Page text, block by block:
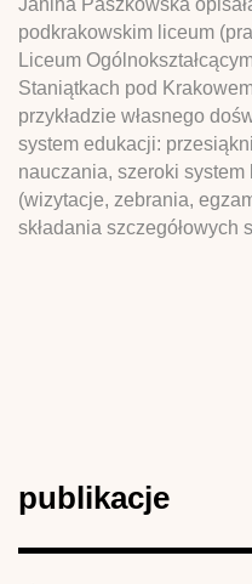
podkrakowskim liceum
Liceum
Staniątkach pod
przykładzie własnego
system edukacji:
nauczania, szeroki
(wizytacje, zebrania,
składania szczegółowych
publikacje